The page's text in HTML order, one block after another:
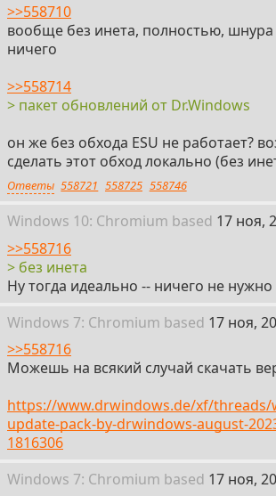
>>558710
вообще без инета, полностью, шнура
ничего
>>558714
> пакет обновлений от Dr.Windows
он же без обхода ESU не работает?
сделать этот обход локально (без
Ответы 558721 558725 558746
Windows 10: Chromium based 56
17 ноя,
>>558716
> без инета
Ну тогда идеально -- ничего не нужно
Windows 7: Chromium based 57
17 ноя,
>>558716
Можешь на всякий случай скачать
https://www.drwindows.de/xf/threads/
update-pack-by-drwindows-august-
1816306
Windows 7: Chromium based 58
17 ноя,